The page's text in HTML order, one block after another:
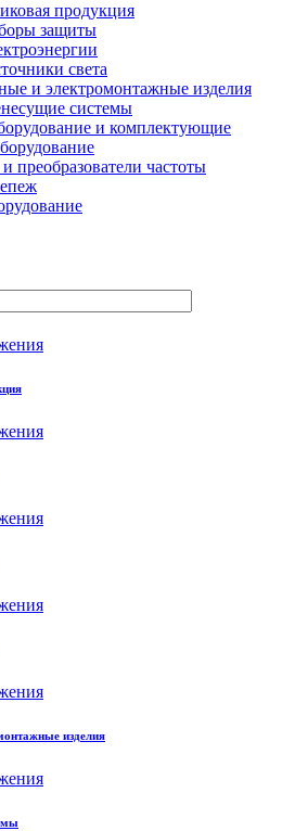
продукция
защиты
света
и электромонтажные изделия
системы
и комплектующие
преобразователи частоты
изделия